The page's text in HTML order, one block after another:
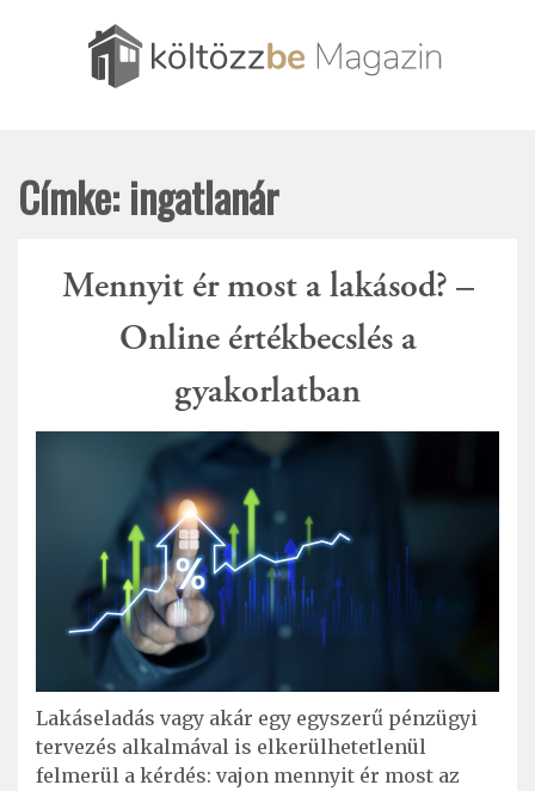
amit szerintünk tudni érdemes
Címke:ingatlanár
Mennyit ér most a lakásod? –
Online értékbecslés a
gyakorlatban
Lakáseladás vagy akár egy egyszerű pénzügyi
tervezés alkalmával is elkerülhetetlenül
felmerül a kérdés: vajon mennyit ér most az